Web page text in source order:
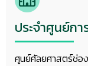
ประจำศูนย์กา
ศูนย์ศัลยศาสตร์ช่อ